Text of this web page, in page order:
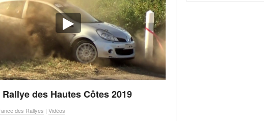
des Hautes Côtes 2019
des Rallyes | Vidéos